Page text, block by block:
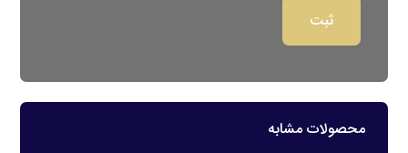
محصولات مشابه